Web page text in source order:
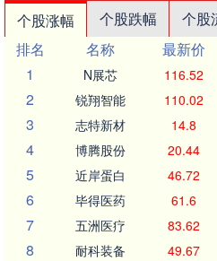
个股涨幅 个股跌幅 个股
排名
名称 最新价
1
N展芯 116.52
2 锐翔智能 110.02
3 志特新材 14.8
4 博腾股份 20.44
5 近岸蛋白 46.72
6 毕得医药 61.6
7 五洲医疗 83.62
8 耐科装备 49.67